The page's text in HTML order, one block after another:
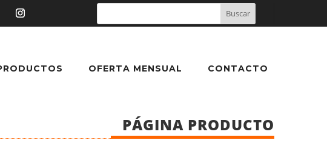
OFERTA MENSUAL CONTACTO
PÁGINA PRODUCTO